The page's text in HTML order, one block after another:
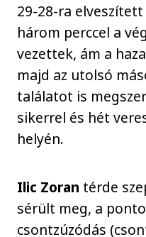
29-28-ra
három perccel a
vezettek, ám a
majd az utolsó
találatot is
sikerrel és hét
helyén.
Ilic Zoran térde
sérült meg, a
csontzúzódás